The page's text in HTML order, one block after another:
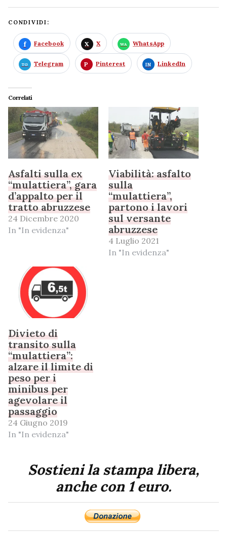
CONDIVIDI:
Facebook X WhatsApp
Telegram Pinterest LinkedIn
Correlati
Asfalti sulla ex
“mulattiera”, gara
d’appalto per il
tratto abruzzese
24 Dicembre 2020
In "In evidenza"
Viabilità: asfalto
sulla
“mulattiera”,
partono i lavori
sul versante
abruzzese
4 Luglio 2021
In "In evidenza"
Divieto di
transito sulla
“mulattiera”:
alzare il limite di
peso per i
minibus per
agevolare il
passaggio
24 Giugno 2019
In "In evidenza"
Sostieni la stampa libera,
anche con 1 euro.